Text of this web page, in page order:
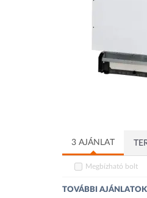
3 AJÁNLAT
Megbízható bolt
TOVÁBBI